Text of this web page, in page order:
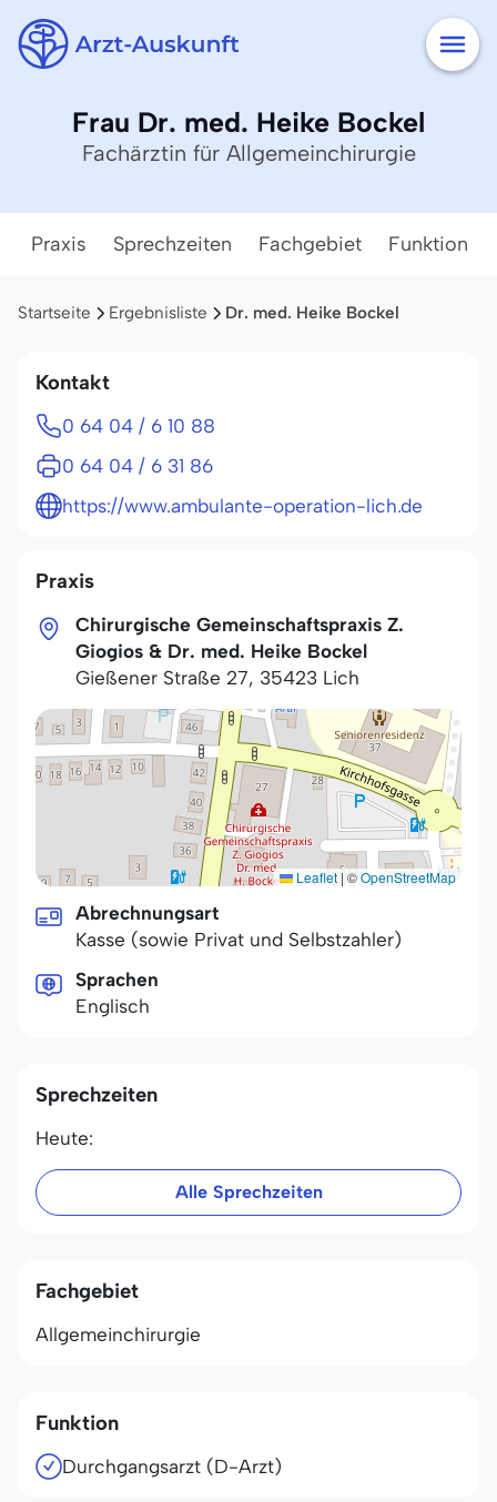
Frau Dr. med. Heike Bockel
Fachärztin für Allgemeinchirurgie
Praxis Sprechzeiten Fachgebiet Funktion
Startseite Ergebnisliste Dr. med. Heike Bockel
Praxis
Chirurgische Gemeinschaftspraxis Z.
Giogios & Dr. med. Heike Bockel
Gießener Straße 27, 35423 Lich
Leaflet | ©OpenStreetMap
Abrechnungsart
Kasse (sowie Privat und Selbstzahler)
Sprachen
Englisch
Sprechzeiten
Heute:
Alle Sprechzeiten
Fachgebiet
Allgemeinchirurgie
Funktion
Durchgangsarzt (D-Arzt)
Kontakt
0 64 04 / 6 10 88
0 64 04 / 6 31 86
https://www.ambulante-operation-lich.de